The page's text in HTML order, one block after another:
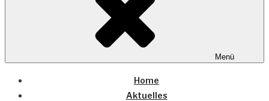
Menü
Home
Aktuelles